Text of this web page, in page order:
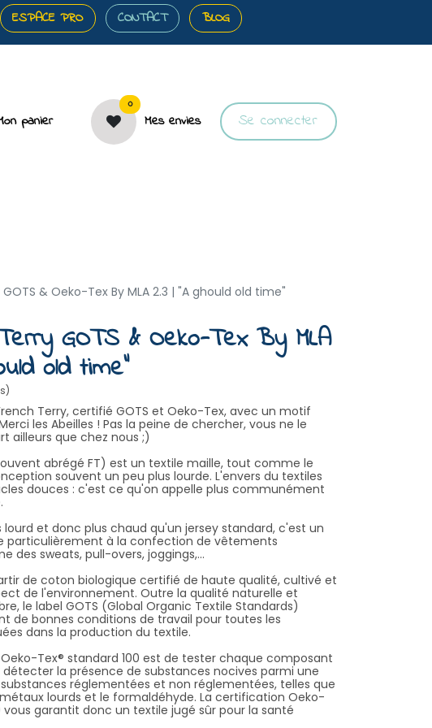
ESPACE PRO CONTACT BLOG
panier
0
Mes envies Se connecter
& Oeko-Tex By MLA 2.3 | "A ghould old time"
GOTS & Oeko-Tex By MLA
old time"
Terry, certifié GOTS et Oeko-Tex, avec un motif
les Abeilles ! Pas la peine de chercher, vous ne le
ailleurs que chez nous ;)
abrégé FT) est un textile maille, tout comme le
souvent un peu plus lourde. L'envers du textiles
douces : c'est ce qu'on appelle plus communément
et donc plus chaud qu'un jersey standard, c'est un
particulièrement à la confection de vêtements
des sweats, pull-overs, joggings,...
de coton biologique certifié de haute qualité, cultivé et
de l'environnement. Outre la qualité naturelle et
le label GOTS (Global Organic Textile Standards)
de bonnes conditions de travail pour toutes les
dans la production du textile.
Tex® standard 100 est de tester chaque composant
la présence de substances nocives parmi une
substances réglementées et non réglementées, telles que
lourds et le formaldéhyde. La certification Oeko-
vous garantit donc un textile jugé sûr pour la santé